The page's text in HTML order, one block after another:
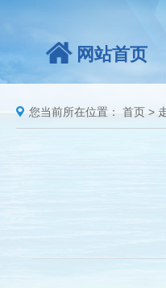
网站首页
您当前所在位置： 首页 >